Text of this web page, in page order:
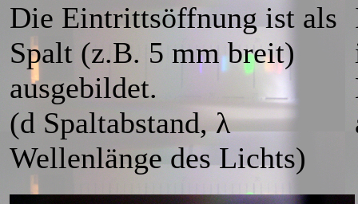
Die Eintrittsöffnung ist als
Spalt (z.B. 5 mm breit)
ausgebildet.
(d Spaltabstand, λ
Wellenlänge des Lichts)